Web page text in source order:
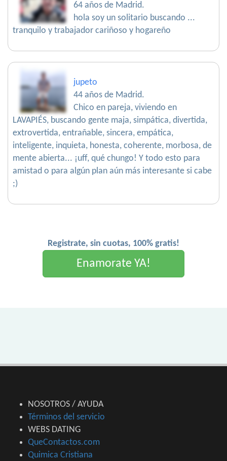
64 años de Madrid.
hola soy un solitario buscando ...
tranquilo y trabajador cariñoso y hogareño
jupeto
44 años de Madrid.
Chico en pareja, viviendo en
LAVAPIÉS, buscando gente maja, simpática, divertida,
extrovertida, entrañable, sincera, empática,
inteligente, inquieta, honesta, coherente, morbosa, de
mente abierta... ¡uff, qué chungo! Y todo esto para
amistad o para algún plan aún más interesante si cabe
;)
Registrate, sin cuotas, 100% gratis!
Enamorate YA!
NOSOTROS / AYUDA
Términos del servicio
WEBS DATING
QueContactos.com
Quimica Cristiana